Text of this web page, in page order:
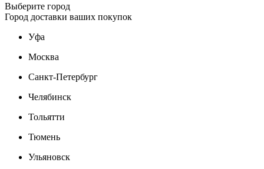
Выберите город
Город доставки ваших покупок
Уфа
Москва
Санкт-Петербург
Челябинск
Тольятти
Тюмень
Ульяновск